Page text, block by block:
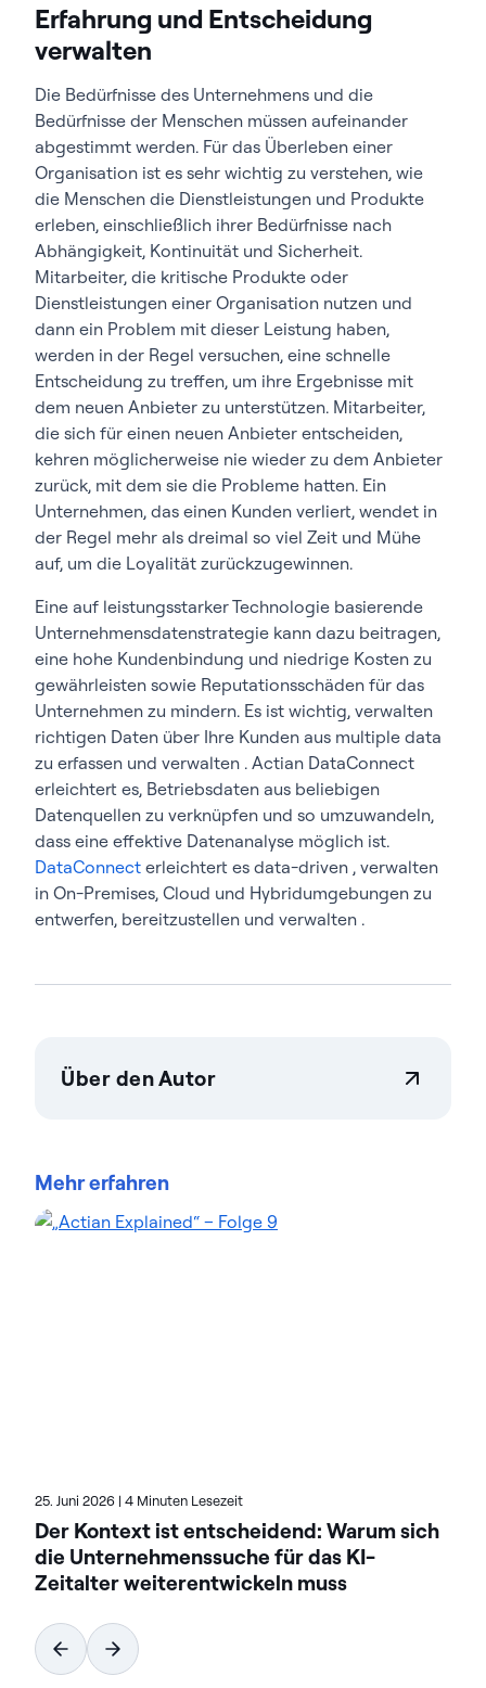
Erfahrung und Entscheidung
verwalten
Die Bedürfnisse des Unternehmens und die
Bedürfnisse der Menschen müssen aufeinander
abgestimmt werden. Für das Überleben einer
Organisation ist es sehr wichtig zu verstehen, wie
die Menschen die Dienstleistungen und Produkte
erleben, einschließlich ihrer Bedürfnisse nach
Abhängigkeit, Kontinuität und Sicherheit.
Mitarbeiter, die kritische Produkte oder
Dienstleistungen einer Organisation nutzen und
dann ein Problem mit dieser Leistung haben,
werden in der Regel versuchen, eine schnelle
Entscheidung zu treffen, um ihre Ergebnisse mit
dem neuen Anbieter zu unterstützen. Mitarbeiter,
die sich für einen neuen Anbieter entscheiden,
kehren möglicherweise nie wieder zu dem Anbieter
zurück, mit dem sie die Probleme hatten. Ein
Unternehmen, das einen Kunden verliert, wendet in
der Regel mehr als dreimal so viel Zeit und Mühe
auf, um die Loyalität zurückzugewinnen.
Eine auf leistungsstarker Technologie basierende
Unternehmensdatenstrategie kann dazu beitragen,
eine hohe Kundenbindung und niedrige Kosten zu
gewährleisten sowie Reputationsschäden für das
Unternehmen zu mindern. Es ist wichtig, verwalten
richtigen Daten über Ihre Kunden aus multiple data
zu erfassen und verwalten . Actian DataConnect
erleichtert es, Betriebsdaten aus beliebigen
Datenquellen zu verknüpfen und so umzuwandeln,
dass eine effektive Datenanalyse möglich ist.
DataConnect erleichtert es data-driven , verwalten
in On-Premises, Cloud und Hybridumgebungen zu
entwerfen, bereitzustellen und verwalten .
Über den Autor
Unternehmen vertrauen auf Datenmanagement
komplexe Datenumgebungen zu optimieren und
Mehr erfahren
25. Juni 2026 | 4 Minuten Lesezeit
Der Kontext ist entscheidend: Warum sich
die Unternehmenssuche für das KI-
Zeitalter weiterentwickeln muss